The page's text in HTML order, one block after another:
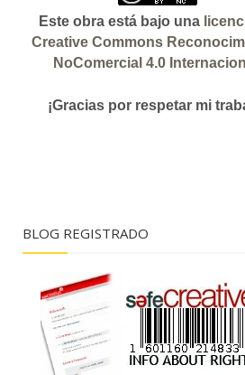
Este obra está bajo una
Creative Commons
NoComercial 4.0
¡Gracias por respetar mi
BLOG REGISTRADO